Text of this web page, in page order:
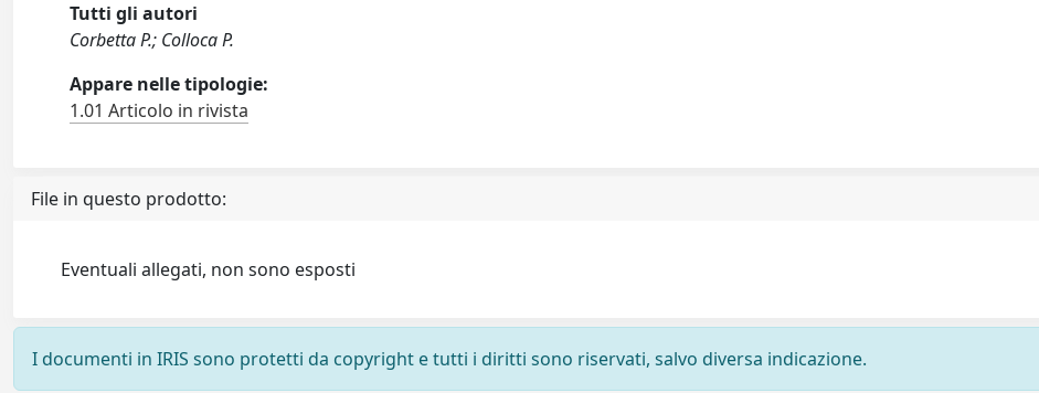
Tutti gli autori
Corbetta P.; Colloca P.
Appare nelle tipologie:
1.01 Articolo in rivista
File in questo prodotto:
Eventuali allegati, non sono esposti
I documenti in IRIS sono protetti da copyright e tutti i diritti sono riservati, salvo diversa indicazione.